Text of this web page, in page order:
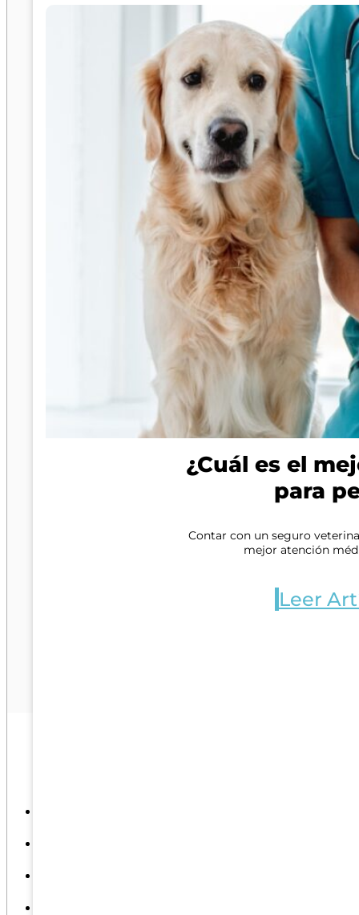
¿Cuál es el
para
Contar con un seguro
mejor atención
Leer